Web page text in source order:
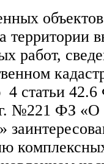
территории
работ,
4 статьи
№221 ФЗ «О